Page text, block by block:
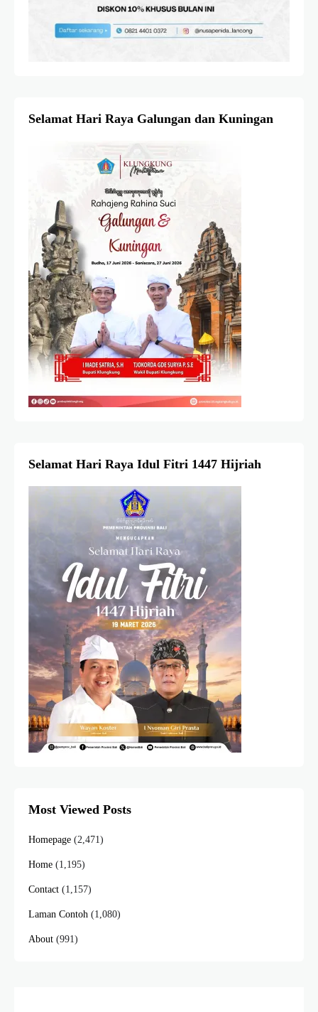
Selamat Hari Raya Galungan dan Kuningan
Selamat Hari Raya Idul Fitri 1447 Hijriah
Most Viewed Posts
Homepage (2,471)
Home (1,195)
Contact (1,157)
Laman Contoh (1,080)
About (991)